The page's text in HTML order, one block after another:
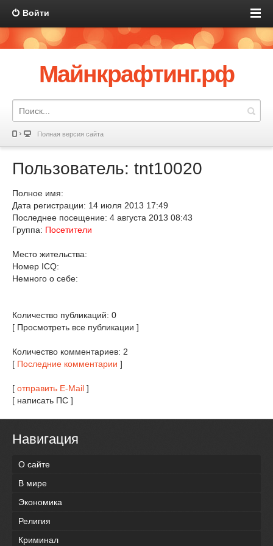
Войти
Майнкрафтинг.рф
Полная версия сайта
Пользователь: tnt10020
Полное имя:
Дата регистрации: 14 июля 2013 17:49
Последнее посещение: 4 августа 2013 08:43
Группа: Посетители
Место жительства:
Номер ICQ:
Немного о себе:
Количество публикаций: 0
[ Просмотреть все публикации ]
Количество комментариев: 2
[ Последние комментарии ]
[ отправить E-Mail ]
[ написать ПС ]
Навигация
О сайте
В мире
Экономика
Религия
Криминал